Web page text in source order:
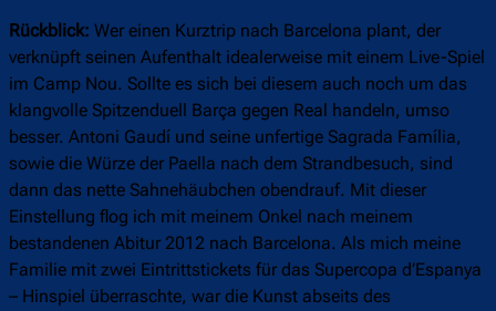
Rückblick: Wer einen Kurztrip nach Barcelona plant, der
verknüpft seinen Aufenthalt idealerweise mit einem Live-Spiel
im Camp Nou. Sollte es sich bei diesem auch noch um das
klangvolle Spitzenduell Barça gegen Real handeln, umso
besser. Antoni Gaudí und seine unfertige Sagrada Família,
sowie die Würze der Paella nach dem Strandbesuch, sind
dann das nette Sahnehäubchen obendrauf. Mit dieser
Einstellung flog ich mit meinem Onkel nach meinem
bestandenen Abitur 2012 nach Barcelona. Als mich meine
Familie mit zwei Eintrittstickets für das Supercopa d’Espanya
– Hinspiel überraschte, war die Kunst abseits des